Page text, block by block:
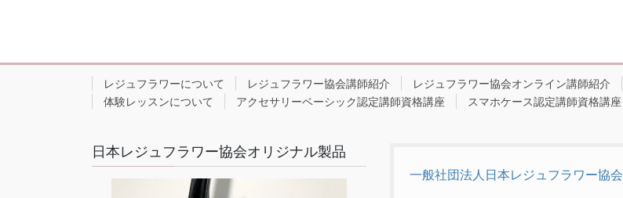
レジュフラワーについて レジュフラワー協会講師紹介 レジュフラワー協会オンライン講師紹介
体験レッスンについて
アクセサリーベーシック認定講師資格講座 スマホケース認定講師資格講座
日本レジュフラワー協会オリジナル製品
一般社団法人日本レジュフラワー協会